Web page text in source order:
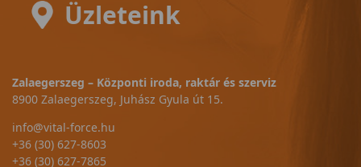
Üzleteink
Zalaegerszeg – Központi iroda, raktár és szerviz
8900 Zalaegerszeg, Juhász Gyula út 15.
info@vital-force.hu
+36 (30) 627-8603
+36 (30) 627-7865